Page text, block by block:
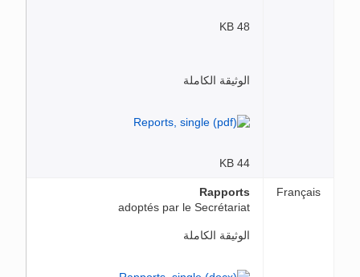
48 KB
الوثيقة الكاملة
44 KB
Français
Rapports
adoptés par le Secrétariat
الوثيقة الكاملة